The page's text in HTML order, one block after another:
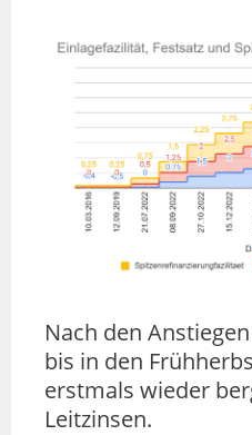
Nach den
bis in den
erstmals wieder
Leitzinsen.